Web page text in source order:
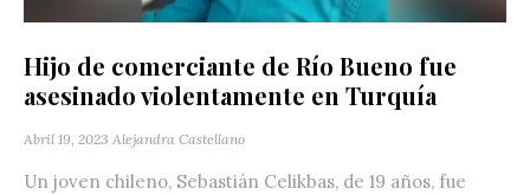
Hijo de comerciante de Río Bueno fue
asesinado violentamente en Turquía
Abril 19, 2023 Alejandra Castellano
Un joven chileno, Sebastián Celikbas, de 19 años, fue